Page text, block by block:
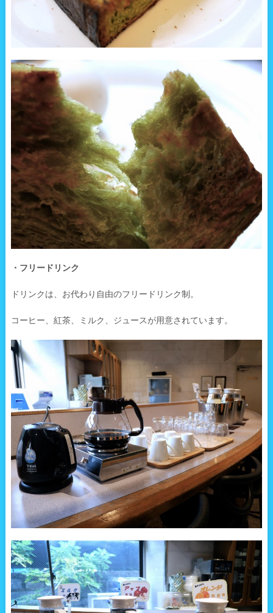
・フリードリンク
ドリンクは、お代わり自由のフリードリンク制。
コーヒー、紅茶、ミルク、ジュースが用意されています。